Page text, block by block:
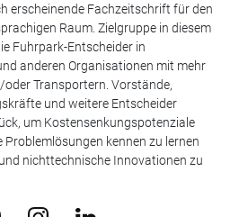
erscheinende Fachzeitschrift für den
Raum. Zielgruppe in diesem
Fuhrpark-Entscheider in
anderen Organisationen mit mehr
Transportern. Vorstände,
und weitere Entscheider
um Kostensenkungspotenziale
kennen zu lernen
nichttechnische Innovationen zu